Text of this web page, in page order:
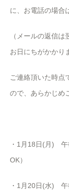
に、お電話の場合
（メールの返信
お日にちがかかり
ご連絡頂いた時点
ので、あらかじめ
・1月18日(月) 午
OK）
・1月20日(水) 午